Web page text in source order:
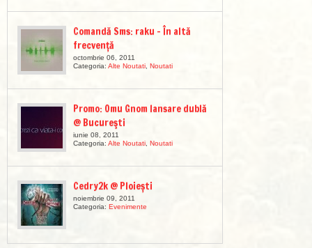
Comandă Sms: raku – În altă
frecvență
octombrie 06, 2011
Categoria: Alte Noutati Noutati
Promo: Omu Gnom lansare dublă
@ Bucureşti
iunie 08, 2011
Categoria: Alte Noutati Noutati
Cedry2k @ Ploiești
noiembrie 09, 2011
Categoria: Evenimente